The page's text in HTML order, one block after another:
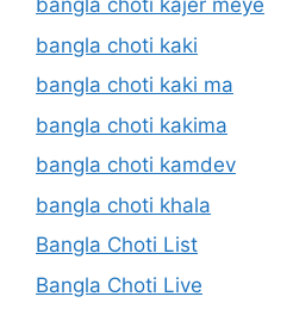
bangla choti kajer meye
bangla choti kaki
bangla choti kaki ma
bangla choti kakima
bangla choti kamdev
bangla choti khala
Bangla Choti List
Bangla Choti Live